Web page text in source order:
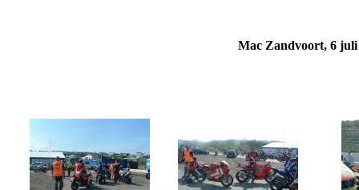
Mac Zandvoort, 6 juli